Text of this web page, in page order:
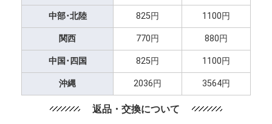
中部･北陸 825円 1100円
関西 770円 880円
中国･四国 825円 1100円
沖縄 2036円 3564円
返品・交換について